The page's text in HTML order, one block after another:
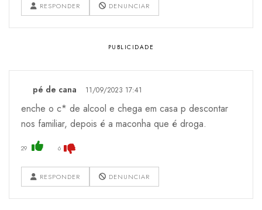
RESPONDER DENUNCIAR
pé de cana 11/09/2023 17:41
enche o c* de alcool e chega em casa p descontar
nos familiar, depois é a maconha que é droga.
29 6
RESPONDER DENUNCIAR